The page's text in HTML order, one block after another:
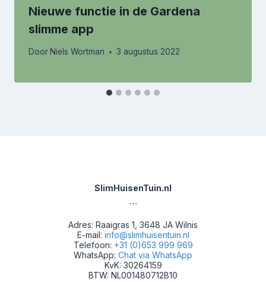
Nieuwe functie in de Gardena
slimme app
Door Niels Wortman 3 augustus 2022
SlimHuisenTuin.nl
```
Adres: Raaigras 1, 3648 JA Wilnis
E-mail: info@slimhuisentuin.nl
Telefoon: +31 (0)653 999 969
WhatsApp: Chat via WhatsApp
KvK: 30264159
BTW: NL001480712B10